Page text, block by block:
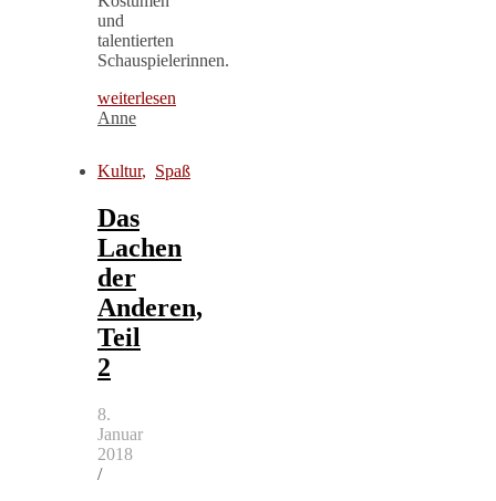
und
talentierten
Schauspielerinnen.
weiterlesen
Anne
Kultur, Spaß
Das
Lachen
der
Anderen,
Teil
2
8.
Januar
2018
/